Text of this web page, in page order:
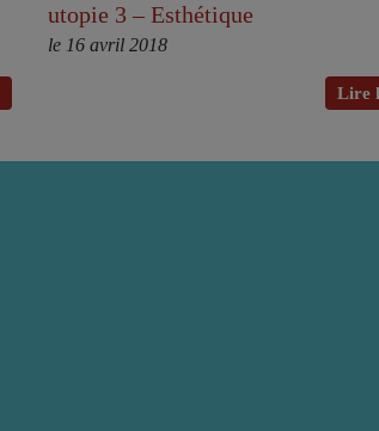
utopie 3 – Esthétique
le 16 avril 2018
Lire